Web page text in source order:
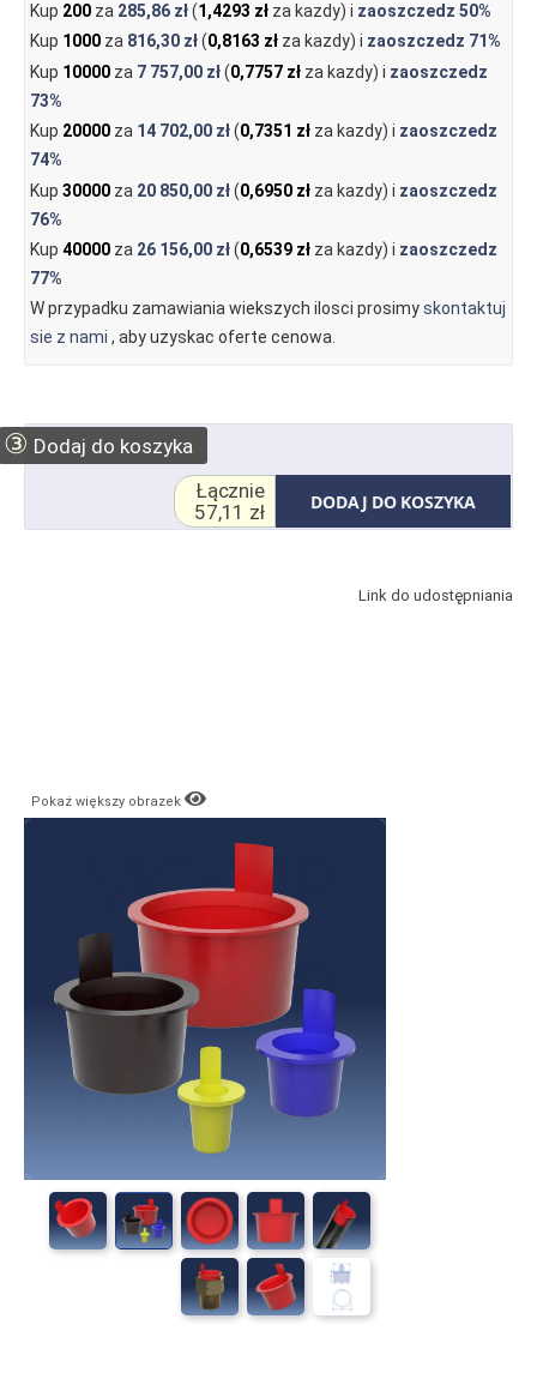
Kup 200za 285,86 zł(1,4293 złza kazdy) i zaoszczedz 50%
Kup 1000za 816,30 zł(0,8163 złza kazdy) i zaoszczedz 71%
Kup 10000za 7 757,00 zł(0,7757 złza kazdy) i zaoszczedz
73%
Kup 20000za 14 702,00 zł(0,7351 złza kazdy) i zaoszczedz
74%
Kup 30000za 20 850,00 zł(0,6950 złza kazdy) i zaoszczedz
76%
Kup 40000za 26 156,00 zł(0,6539 złza kazdy) i zaoszczedz
77%
W przypadku zamawiania wiekszych ilosci prosimyskontaktuj
sie z nami , aby uzyskac oferte cenowa.
③ Dodaj do koszyka
DODAJ DO KOSZYKA
Łącznie
57,11 zł
Link do udostępniania
Pokaż większy obrazek